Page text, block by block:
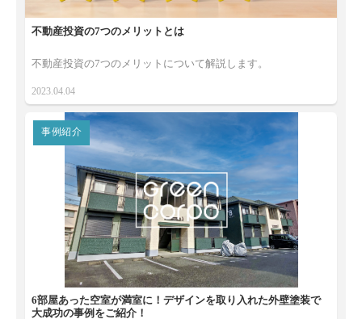
不動産投資の7つのメリットとは
不動産投資の7つのメリットについて解説します。
2023.04.04
事例紹介
6部屋あった空室が満室に！デザインを取り入れた外壁塗装で
大成功の事例をご紹介！